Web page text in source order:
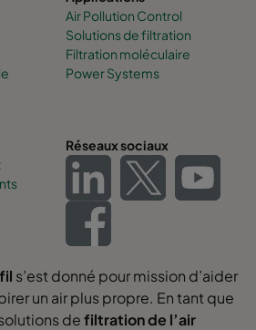
ePM1 60% F7
ePM1 60% F7
12 ePM1 60% F7
ePM1 60% F7
ePM1 60% F7
Air Pollution Control
Solutions de filtration
Filtration moléculaire
Power Systems
Réseaux sociaux
s’est donné pour mission d’aider
un air plus propre. En tant que
defiltration de l’air